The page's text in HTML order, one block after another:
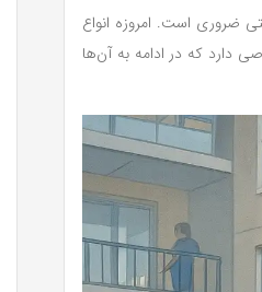
ضروری است. امروزه انواع
دارد که در ادامه به آن‌ها